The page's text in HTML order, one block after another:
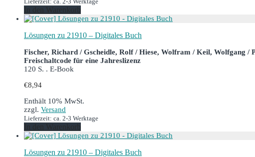
In den Warenkorb
Lösungen zu 21910 – Digitales Buch
Fischer, Richard / Gscheidle, Rolf / Hiese, Wolfram / Keil, Wolfgang
Freischaltcode für eine Jahreslizenz
120 S. . E-Book
€8,94
Enthält 10% MwSt.
zzgl. Versand
Lieferzeit: ca. 2-3 Werktage
In den Warenkorb
Lösungen zu 21910 – Digitales Buch